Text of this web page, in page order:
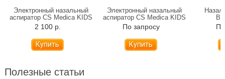
Электронный назальный
аспиратор CS Medica KIDS
CS-12 BASIC
2 100 р.
Электронный назальный
аспиратор CS Medica KIDS
CS-14
По запросу
Купить
Полезные статьи